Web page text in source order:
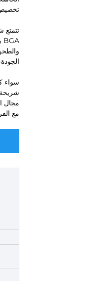
تخصيص
مجال
مع